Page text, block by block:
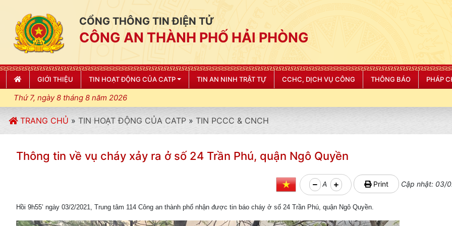
CỔNG THÔNG TIN ĐIỆN TỬ
CÔNG AN THÀNH PHỐ HẢI PHÒNG
GIỚI THIỆU TIN HOẠT ĐỘNG CỦA CATP TIN AN NINH TRẬT TỰ CCHC, DỊCH VỤ CÔNG THÔNG BÁO PHÁP
Thứ 7, ngày 8 tháng 8 năm 2026
TRANG CHỦ » TIN HOẠT ĐỘNG CỦA CATP » TIN PCCC & CNCH
Thông tin về vụ cháy xảy ra ở số 24 Trần Phú, quận Ngô Quyền
A Print Cập nhật: 03/
Hồi 9h55’ ngày 03/2/2021, Trung tâm 114 Công an thành phố nhận được tin báo cháy ở số 24 Trần Phú, quận Ngô Quyền.